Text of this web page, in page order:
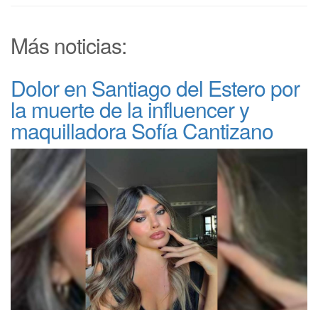
Más noticias:
Dolor en Santiago del Estero por
la muerte de la influencer y
maquilladora Sofía Cantizano